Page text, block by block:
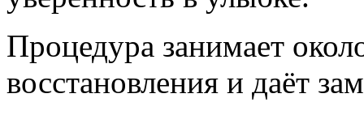
Процедура занимает
восстановления и даёт